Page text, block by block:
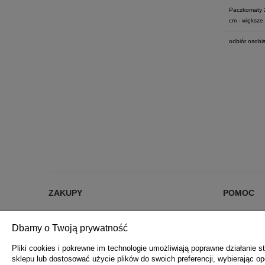
Paczkomaty
cm - większe
odbiór
ZAKUPY
DARMOWA DOSTAWA OD 200 zł
FORMY PŁATNOŚCI
REKLAMACJE I ZWROTY
POMOC
POLITYKA
Dbamy o Twoją prywatność
Pliki cookies i pokrewne im technologie umożliwiają poprawne
sklepu lub dostosować użycie plików do swoich preferencji, wybierając